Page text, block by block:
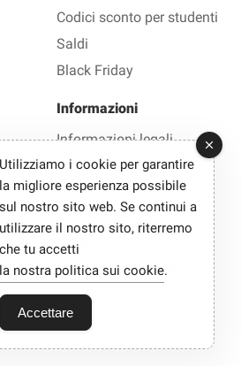
Codici sconto per studenti
Saldi
Black Friday
Informazioni
Informazioni legali
Privacy
2012-2026 Bono Sconto — Tutti i
sconto in Italia in 1 clic
a programmi di affiliazione.
link ed effettua un acquisto,
ricevere una commissione.
Utilizziamo i cookie per garantire
la migliore esperienza possibile
sul nostro sito web. Se continui a
utilizzare il nostro sito, riterremo
che tu accetti
la nostra politica sui cookie.
Accettare